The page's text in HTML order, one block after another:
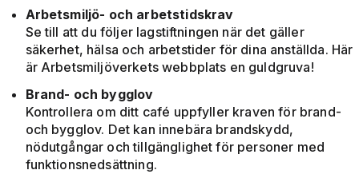
Arbetsmiljö- och arbetstidskrav
Se till att du följer lagstiftningen när det gäller
säkerhet, hälsa och arbetstider för dina anställda. Här
är Arbetsmiljöverkets webbplats en guldgruva!
Brand- och bygglov
Kontrollera om ditt café uppfyller kraven för brand-
och bygglov. Det kan innebära brandskydd,
nödutgångar och tillgänglighet för personer med
funktionsnedsättning.